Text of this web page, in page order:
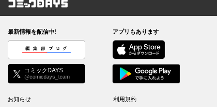
コミックDAYS
最新情報を配信中!
編集部ブログ
コミックDAYS
@comicdays_team
アプリもあります
お知らせ 利用規約